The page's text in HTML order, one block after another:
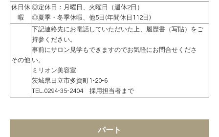
休日休
暇
◎定休日：月曜日、火曜日（週休2日）
◎夏季・冬季休暇、他5日(年間休日112日)
その他
下記連絡先にお電話していただいた上、履歴書（写貼）をご
持参ください。
事前にサロン見学もできますのでお気軽にお問合せくださ
い。
ミリオン美容室
茨城県日立市多賀町1-20-6
TEL.0294-35-2404 採用担当者まで
パート